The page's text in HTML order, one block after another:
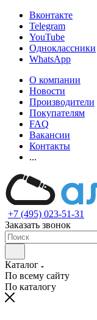
Вконтакте
Telegram
YouTube
Одноклассники
WhatsApp
О компании
Новости
Производители
Покупателям
FAQ
Вакансии
Контакты
...
+7 (495) 023-51-31
Заказать звонок
Каталог
По всему сайту
По каталогу